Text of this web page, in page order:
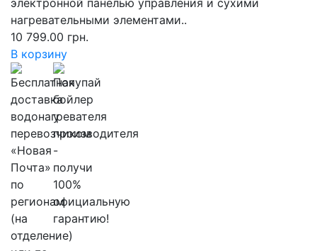
нагревательными элементами..
10 799.00 грн.
В корзину